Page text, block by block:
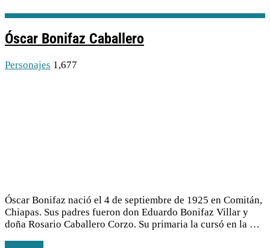
Óscar Bonifaz Caballero
Personajes 1,677
Óscar Bonifaz nació el 4 de septiembre de 1925 en Comitán,
Chiapas. Sus padres fueron don Eduardo Bonifaz Villar y
doña Rosario Caballero Corzo. Su primaria la cursó en la …